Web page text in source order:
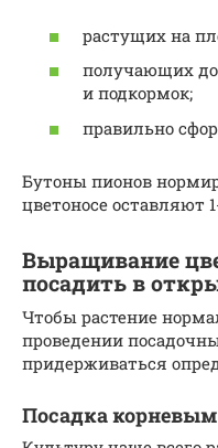
растущих на
получающих
и подкормок;
правильно
Бутоны пионов
цветоносе оставляют
Выращивание
посадить в
Чтобы растение
проведении
придерживаться
Посадка